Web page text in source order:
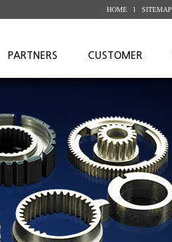
HOME l SITEMAP
PARTNERS CUSTOMER